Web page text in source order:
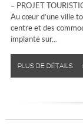
– PROJET
Au cœur d’une ville
centre et des
implanté sur...
PLUS DE DÉTAILS >